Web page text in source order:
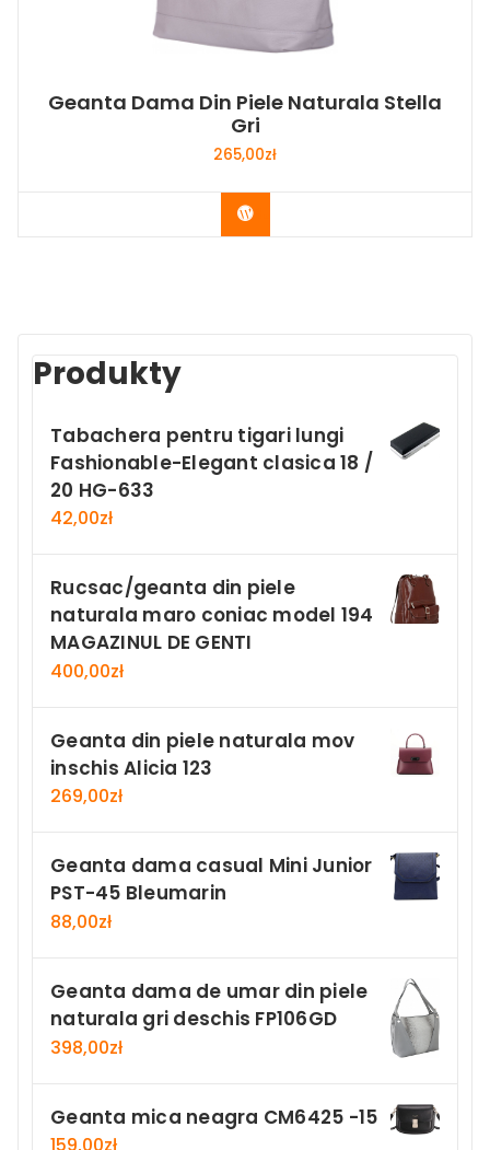
Geanta Dama Din Piele Naturala Stella
Gri
265,00zł
Buy Now
Produkty
Tabachera pentru tigari lungi
Fashionable-Elegant clasica 18 /
20 HG-633
42,00zł
Rucsac/geanta din piele
naturala maro coniac model 194
MAGAZINUL DE GENTI
400,00zł
Geanta din piele naturala mov
inschis Alicia 123
269,00zł
Geanta dama casual Mini Junior
PST-45 Bleumarin
88,00zł
Geanta dama de umar din piele
naturala gri deschis FP106GD
398,00zł
Geanta mica neagra CM6425 -15